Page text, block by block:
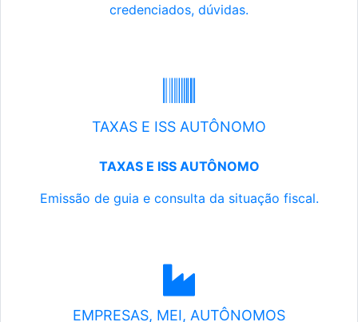
credenciados, dúvidas.
TAXAS E ISS AUTÔNOMO
TAXAS E ISS AUTÔNOMO
Emissão de guia e consulta da situação fiscal.
EMPRESAS, MEI, AUTÔNOMOS